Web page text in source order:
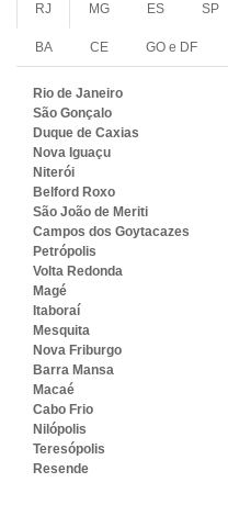
RJ MG ES SP
BA CE GO e DF
Rio de Janeiro
São Gonçalo
Duque de Caxias
Nova Iguaçu
Niterói
Belford Roxo
São João de Meriti
Campos dos Goytacazes
Petrópolis
Volta Redonda
Magé
Itaboraí
Mesquita
Nova Friburgo
Barra Mansa
Macaé
Cabo Frio
Nilópolis
Teresópolis
Resende